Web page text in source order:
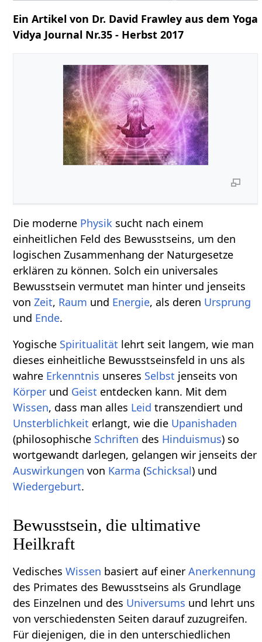
Ein Artikel von Dr. David Frawley aus dem Yoga
Vidya Journal Nr.35 - Herbst 2017
Die moderne Physik sucht nach einem
einheitlichen Feld des Bewusstseins, um den
logischen Zusammenhang der Naturgesetze
erklären zu können. Solch ein universales
Bewusstsein vermutet man hinter und jenseits
vonZeit, Raum und Energie, als deren Ursprung
und Ende.
Yogische Spiritualität lehrt seit langem, wie man
dieses einheitliche Bewusstseinsfeld in uns als
wahre Erkenntnis unseres Selbst jenseits von
Körper und Geist entdecken kann. Mit dem
Wissen, dass man alles Leid transzendiert und
Unsterblichkeit erlangt, wie die Upanishaden
(philosophische Schriften des Hinduismus) so
wortgewandt darlegen, gelangen wir jenseits der
Auswirkungen von Karma (Schicksal) und
Wiedergeburt.
Bewusstsein, die ultimative
Heilkraft
VedischesWissen basiert auf einerAnerkennung
des Primates des Bewusstseins als Grundlage
des Einzelnen und des Universums und lehrt uns
von verschiedensten Seiten darauf zuzugreifen.
Für diejenigen, die in den unterschiedlichen